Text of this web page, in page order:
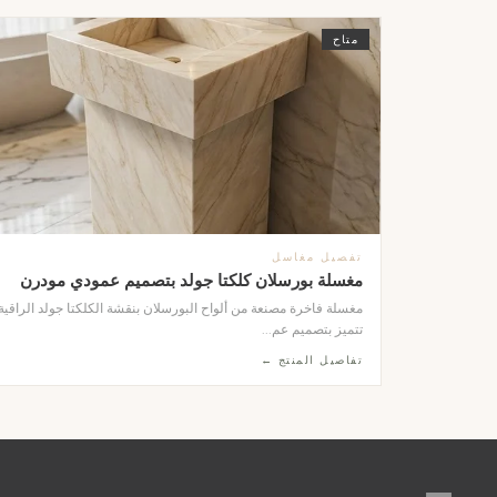
متاح
تفصيل مغاسل
مغسلة بورسلان كلكتا جولد بتصميم عمودي مودرن
مغسلة فاخرة مصنعة من ألواح البورسلان بنقشة الكلكتا جولد
تتميز بتصميم عم...
تفاصيل المنتج ←